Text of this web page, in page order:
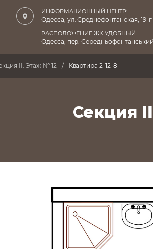
ИНФОРМАЦИОННЫЙ ЦЕНТР:
Одесса, ул. Среднефонтанская, 19-г
РАСПОЛОЖЕНИЕ ЖК УДОБНЫЙ
Одесса, пер.
II. Этаж № 12 Квартира 2-12-8
Секция